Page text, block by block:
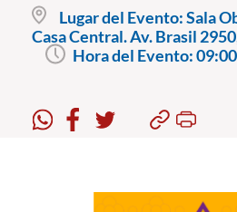
Pregrado
Postgrado
Formación Continua
Lugar del Evento:Sala
Casa Central. Av. Brasil
Hora del Evento: